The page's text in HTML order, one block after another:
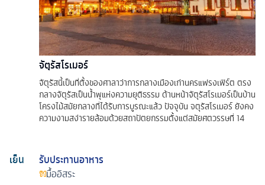
จัตุรัสโรเมอร์
จัตุรัสนี้เป็นที่ตั้งของศาลาว่าการกลางเมืองเก่านครแฟรงเฟิร์ต ตรง
กลางจัตุรัสเป็นน้ำพุแห่งความยุติธรรม ด้านหน้าจัตุรัสโรเมอร์เป็นบ้าน
โครงไม้สมัยกลางที่ได้รับการบูรณะแล้ว ปัจจุบัน จตุรัสโรเมอร์ ยังคง
ความงามสง่ารายล้อมด้วยสถาปัตยกรรมตั้งแต่สมัยศตวรรษที่ 14
เย็น
รับประทานอาหาร
มื้ออิสระ